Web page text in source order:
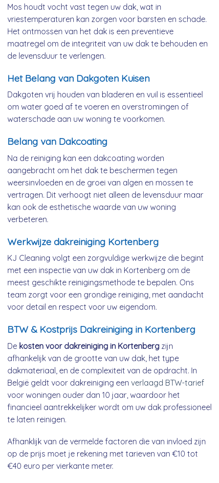
Mos houdt vocht vast tegen uw dak, wat in
vriestemperaturen kan zorgen voor barsten en schade.
Het ontmossen van het dak is een preventieve
maatregel om de integriteit van uw dak te behouden en
de levensduur te verlengen.
Het Belang van Dakgoten Kuisen
Dakgoten vrij houden van bladeren en vuil is essentieel
om water goed af te voeren en overstromingen of
waterschade aan uw woning te voorkomen.
Belang van Dakcoating
Na de reiniging kan een dakcoating worden
aangebracht om het dak te beschermen tegen
weersinvloeden en de groei van algen en mossen te
vertragen. Dit verhoogt niet alleen de levensduur maar
kan ook de esthetische waarde van uw woning
verbeteren.
Werkwijze dakreiniging Kortenberg
KJ Cleaning volgt een zorgvuldige werkwijze die begint
met een inspectie van uw dak in Kortenberg om de
meest geschikte reinigingsmethode te bepalen. Ons
team zorgt voor een grondige reiniging, met aandacht
voor detail en respect voor uw eigendom.
BTW & Kostprijs Dakreiniging in Kortenberg
De kosten voor dakreiniging in Kortenberg zijn
afhankelijk van de grootte van uw dak, het type
dakmateriaal, en de complexiteit van de opdracht. In
België geldt voor dakreiniging een verlaagd BTW-tarief
voor woningen ouder dan 10 jaar, waardoor het
financieel aantrekkelijker wordt om uw dak professioneel
te laten reinigen.
Afhanklijk van de vermelde factoren die van invloed zijn
op de prijs moet je rekening met tarieven van €10 tot
€40 euro per vierkante meter.